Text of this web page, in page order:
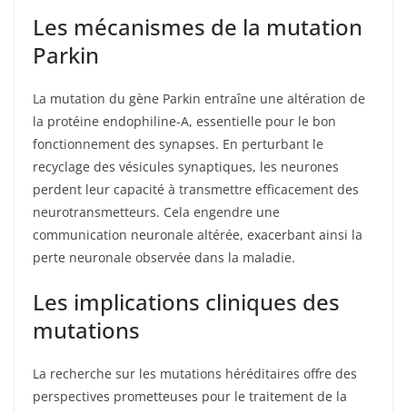
Les mécanismes de la mutation
Parkin
La mutation du gène Parkin entraîne une altération de
la protéine endophiline-A, essentielle pour le bon
fonctionnement des synapses. En perturbant le
recyclage des vésicules synaptiques, les neurones
perdent leur capacité à transmettre efficacement des
neurotransmetteurs. Cela engendre une
communication neuronale altérée, exacerbant ainsi la
perte neuronale observée dans la maladie.
Les implications cliniques des
mutations
La recherche sur les mutations héréditaires offre des
perspectives prometteuses pour le traitement de la